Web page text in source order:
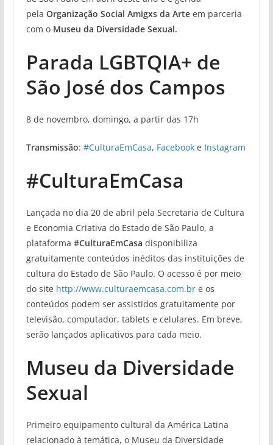
pela Organização Social Amigxs da Arteem parceria
com o Museu da Diversidade Sexual.
Parada LGBTQIA+ de
São José dos Campos
8 de novembro, domingo, a partir das 17h
Transmissão: #CulturaEmCasa, Facebooke Instagram
#CulturaEmCasa
Lançada no dia 20 de abril pela Secretaria de Cultura
e Economia Criativa do Estado de São Paulo, a
plataforma #CulturaEmCasa disponibiliza
gratuitamente conteúdos inéditos das instituições de
cultura do Estado de São Paulo. O acesso é por meio
do site http://www.culturaemcasa.com.bre os
conteúdos podem ser assistidos gratuitamente por
televisão, computador, tablets e celulares. Em breve,
serão lançados aplicativos para cada meio.
Museu da Diversidade
Sexual
Primeiro equipamento cultural da América Latina
relacionado à temática, o Museu da Diversidade